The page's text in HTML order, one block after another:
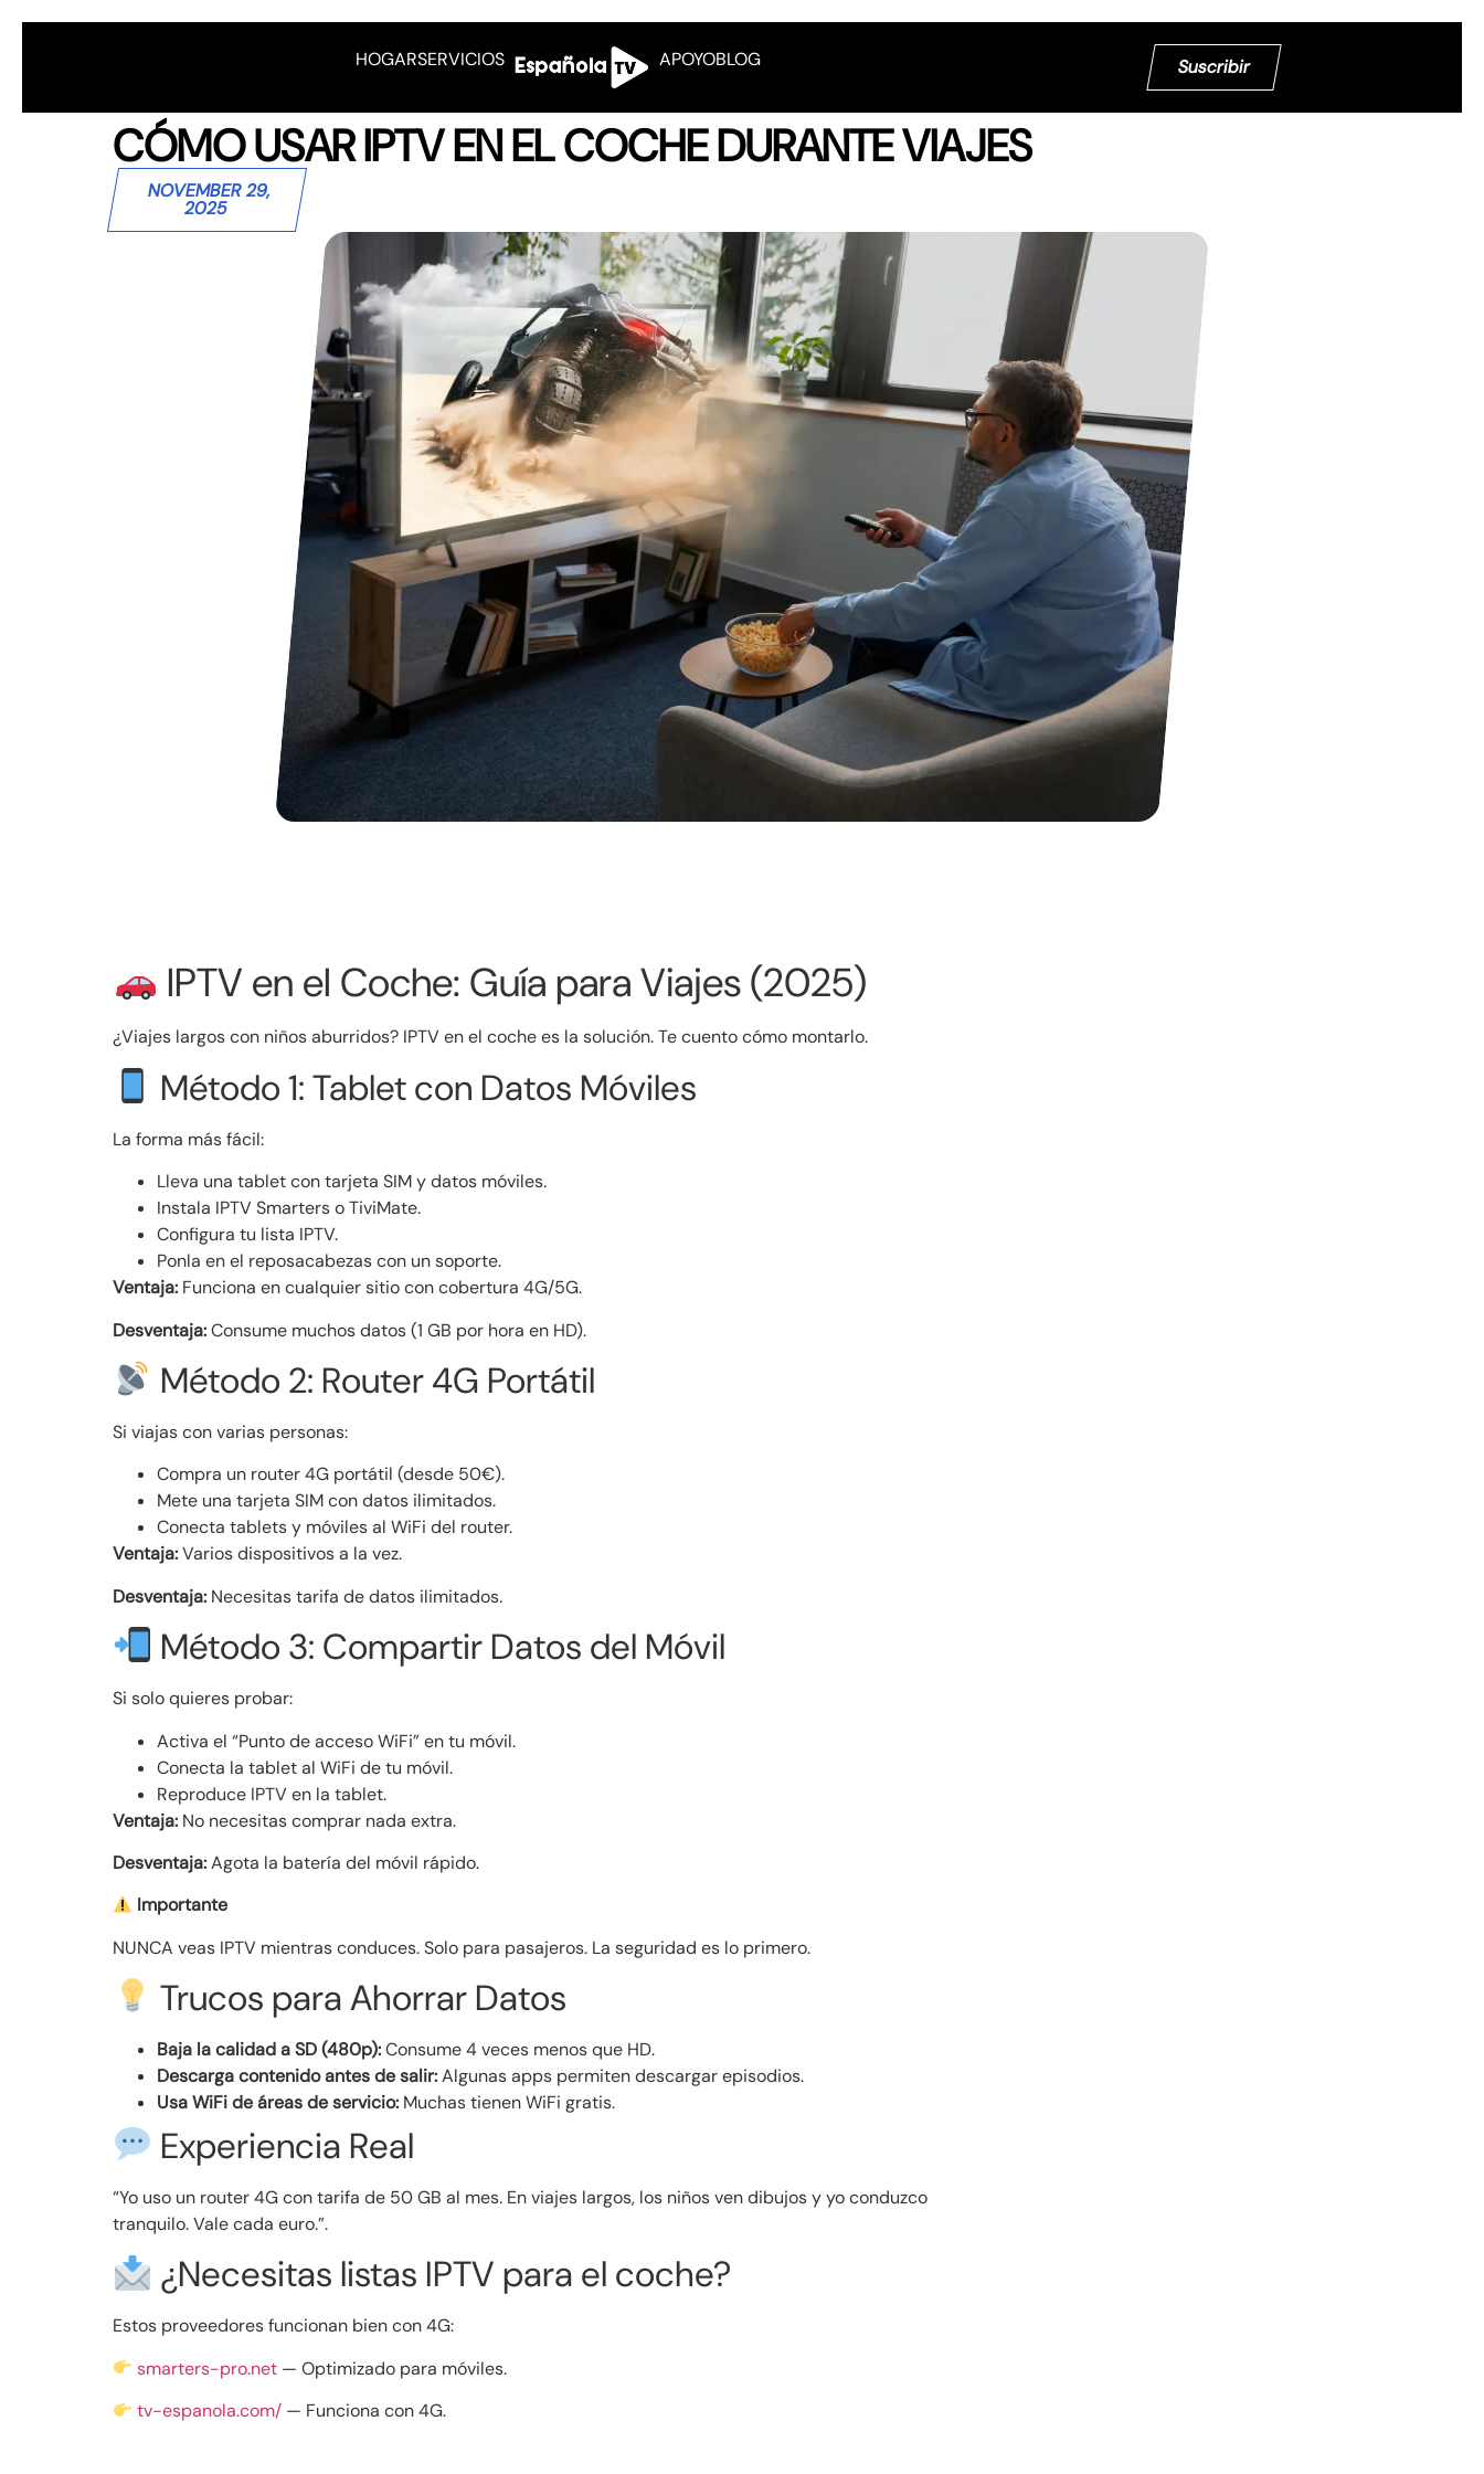
HOGARSERVICIOS APOYOBLOG Suscribir
CÓMO USAR IPTV EN EL COCHE DURANTE VIAJES
NOVEMBER 29,
2025
IPTV en el Coche: Guía para Viajes (2025)
¿Viajes largos con niños aburridos? IPTV en el coche es la solución. Te cuento cómo montarlo.
Método 1: Tablet con Datos Móviles
La forma más fácil:
Lleva una tablet con tarjeta SIM y datos móviles.
Instala IPTV Smarters o TiviMate.
Configura tu lista IPTV.
Ponla en el reposacabezas con un soporte.
Ventaja: Funciona en cualquier sitio con cobertura 4G/5G.
Desventaja:Consume muchos datos (1 GB por hora en HD).
Método 2: Router 4G Portátil
Si viajas con varias personas:
Compra un router 4G portátil (desde 50€).
Mete una tarjeta SIM con datos ilimitados.
Conecta tablets y móviles al WiFi del router.
Ventaja:Varios dispositivos a la vez.
Desventaja: Necesitas tarifa de datos ilimitados.
Método 3: Compartir Datos del Móvil
Si solo quieres probar:
Activa el “Punto de acceso WiFi” en tu móvil.
Conecta la tablet al WiFi de tu móvil.
Reproduce IPTV en la tablet.
Ventaja: No necesitas comprar nada extra.
Desventaja:Agota la batería del móvil rápido.
Importante
NUNCA veas IPTV mientras conduces. Solo para pasajeros. La seguridad es lo primero.
Trucos para Ahorrar Datos
Baja la calidad a SD (480p):Consume 4 veces menos que HD.
Descarga contenido antes de salir:Algunas apps permiten descargar episodios.
Usa WiFi de áreas de servicio: Muchas tienen WiFi gratis.
Experiencia Real
“Yo uso un router 4G con tarifa de 50 GB al mes. En viajes largos, los niños ven dibujos y yo conduzco
tranquilo. Vale cada euro.”.
¿Necesitas listas IPTV para el coche?
Estos proveedores funcionan bien con 4G:
smarters-pro.net — Optimizado para móviles.
tv-espanola.com/ — Funciona con 4G.